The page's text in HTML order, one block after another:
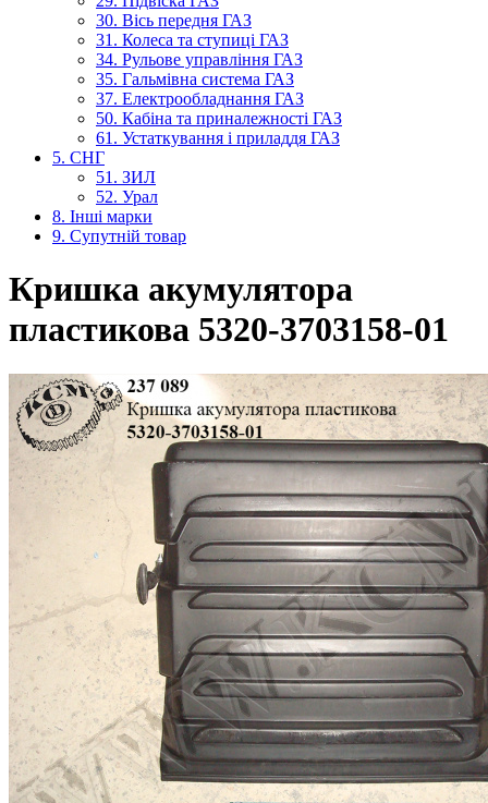
30. Вісь передня ГАЗ
31. Колеса та ступиці ГАЗ
34. Рульове управління ГАЗ
35. Гальмівна система ГАЗ
37. Електрообладнання ГАЗ
50. Кабіна та приналежності ГАЗ
61. Устаткування і приладдя ГАЗ
5. СНГ
51. ЗИЛ
52. Урал
8. Інші марки
9. Супутній товар
Кришка акумулятора
пластикова 5320-3703158-01